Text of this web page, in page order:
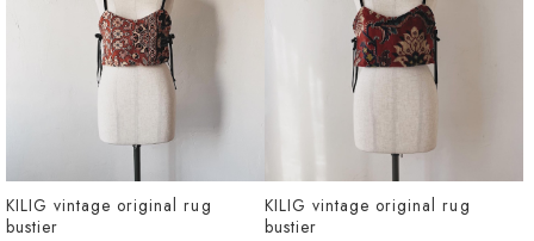
KILIG vintage original rug
bustier
KILIG vintage original rug
bustier